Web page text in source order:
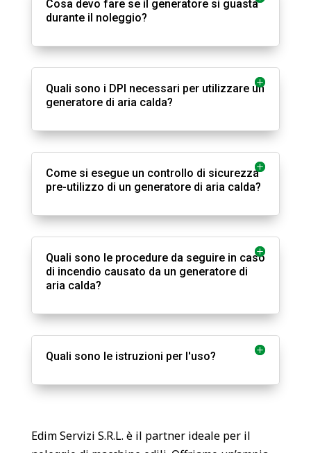
Cosa devo fare se il generatore si guasta
durante il noleggio?
Quali sono i DPI necessari per utilizzare un
generatore di aria calda?
Come si esegue un controllo di sicurezza
pre-utilizzo di un generatore di aria calda?
Quali sono le procedure da seguire in caso
di incendio causato da un generatore di
aria calda?
Quali sono le istruzioni per l'uso?
Edim Servizi S.R.L. è il partner ideale per il